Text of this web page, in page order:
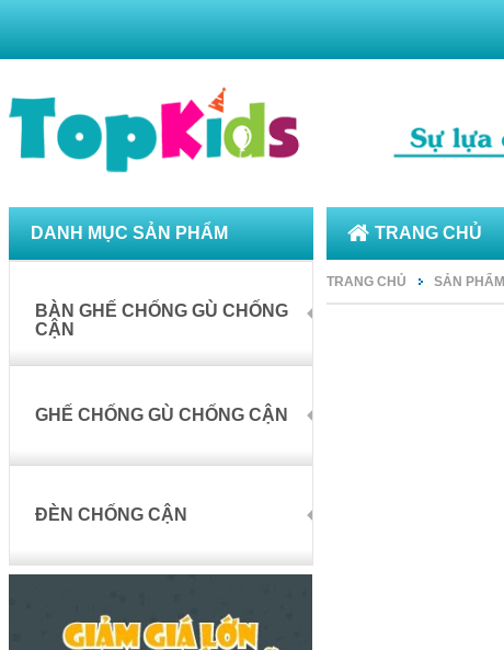
TRANG CHỦ
TRANG CHỦ SẢN PHẨM
DANH MỤC SẢN PHẨM
BÀN GHẾ CHỐNG GÙ CHỐNG
CẬN
GHẾ CHỐNG GÙ CHỐNG CẬN
ĐÈN CHỐNG CẬN